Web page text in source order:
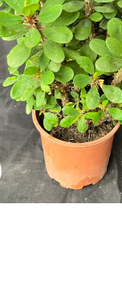
Click para agrandar